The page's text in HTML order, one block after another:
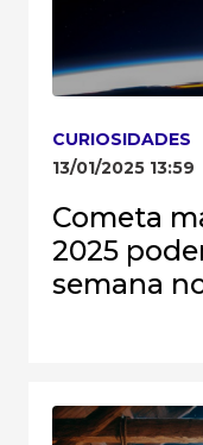
CURIOSIDADES
13/01/2025 13:59
Cometa
2025
semana